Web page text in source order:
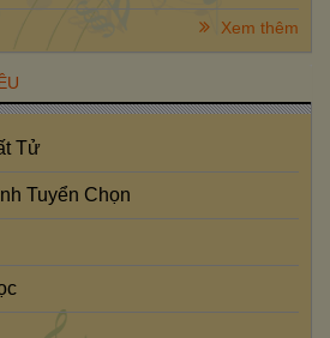
Xem thêm
Tử
Tuyển Chọn